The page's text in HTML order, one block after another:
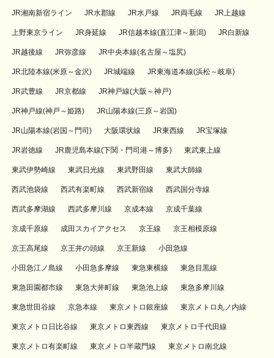
JR湘南新宿ライン JR水郡線 JR水戸線 JR両毛線 JR上越線
上野東京ライン JR身延線 JR信越本線(直江津～新潟) JR白新線
JR越後線 JR弥彦線 JR中央本線(名古屋～塩尻)
JR北陸本線(米原～金沢) JR城端線 JR東海道本線(浜松～岐阜)
JR武豊線 JR京都線 JR神戸線(大阪～神戸)
JR神戸線(神戸～姫路) JR山陽本線(三原～岩国)
JR山陽本線(岩国～門司) 大阪環状線 JR東西線 JR宝塚線
JR岩徳線 JR鹿児島本線(下関・門司港～博多) 東武東上線
東武伊勢崎線 東武日光線 東武野田線 東武大師線
西武池袋線 西武有楽町線 西武新宿線 西武国分寺線
西武多摩湖線 西武多摩川線 京成本線 京成千葉線
京成千原線 成田スカイアクセス 京王線 京王相模原線
京王高尾線 京王井の頭線 京王新線 小田急線
小田急江ノ島線 小田急多摩線 東急東横線 東急目黒線
東急田園都市線 東急大井町線 東急池上線 東急多摩川線
東急世田谷線 京急本線 東京メトロ銀座線 東京メトロ丸ノ内線
東京メトロ日比谷線 東京メトロ東西線 東京メトロ千代田線
東京メトロ有楽町線 東京メトロ半蔵門線 東京メトロ南北線